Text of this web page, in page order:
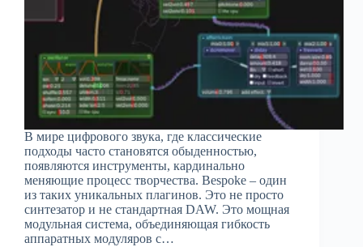
В мире цифрового звука, где классические
подходы часто становятся обыденностью,
появляются инструменты, кардинально
меняющие процесс творчества. Bespoke – один
из таких уникальных плагинов. Это не просто
синтезатор и не стандартная DAW. Это мощная
модульная система, объединяющая гибкость
аппаратных модуляров с…